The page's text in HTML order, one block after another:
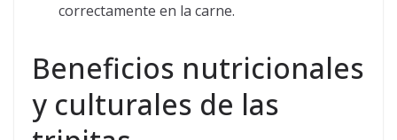
correctamente en la carne.
Beneficios nutricionales
y culturales de las